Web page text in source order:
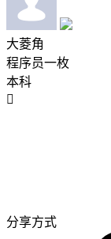
大菱角
程序员一枚
本科

分享方式